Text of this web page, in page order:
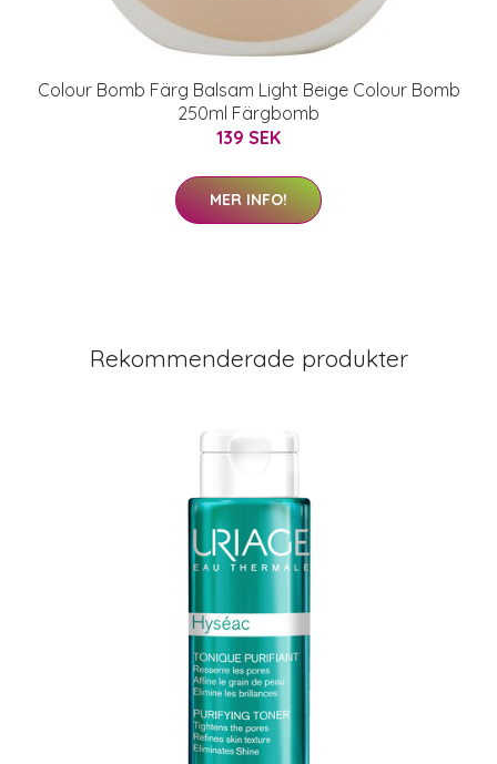
Colour Bomb Färg Balsam Light Beige Colour Bomb
250ml Färgbomb
139 SEK
MER INFO!
Rekommenderade produkter